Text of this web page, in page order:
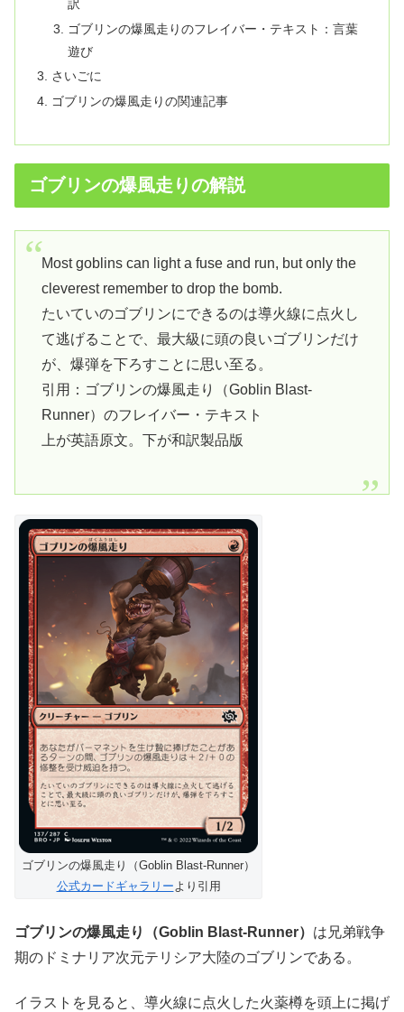
訳
ゴブリンの爆風走りのフレイバー・テキスト：言葉
遊び
さいごに
ゴブリンの爆風走りの関連記事
ゴブリンの爆風走りの解説
Most goblins can light a fuse and run, but only the
cleverest remember to drop the bomb.
たいていのゴブリンにできるのは導火線に点火し
て逃げることで、最大級に頭の良いゴブリンだけ
が、爆弾を下ろすことに思い至る。
引用：ゴブリンの爆風走り（Goblin Blast-
Runner）のフレイバー・テキスト
上が英語原文。下が和訳製品版
ゴブリンの爆風走り（Goblin Blast-Runner）
公式カードギャラリーより引用
ゴブリンの爆風走り（Goblin Blast-Runner） は兄弟戦争
期のドミナリア次元テリシア大陸のゴブリンである。
イラストを見ると、導火線に点火した火薬樽を頭上に掲げ